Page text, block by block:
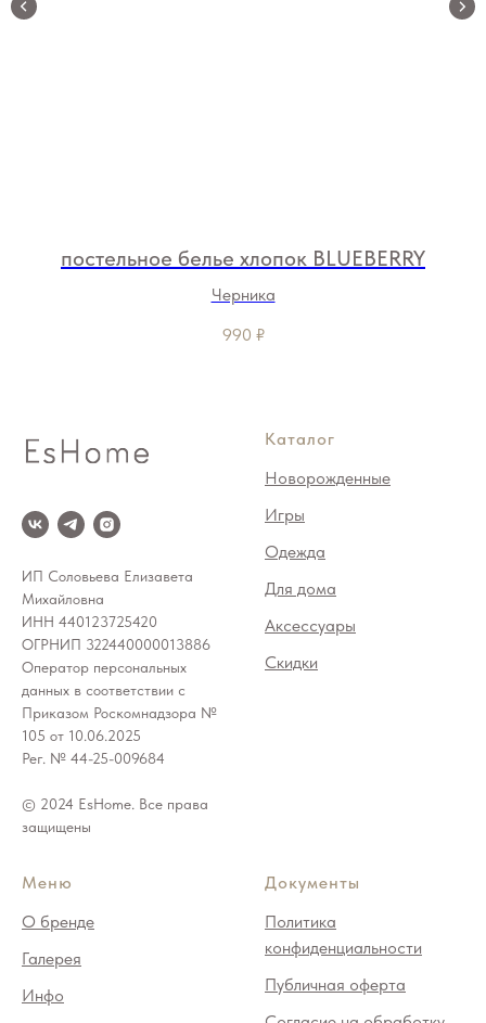
постельное белье хлопок BLUEBERRY
Черника
990 ₽
ИП Соловьева Елизавета
Михайловна
ИНН 440123725420
ОГРНИП 322440000013886
Оператор персональных
данных в соответствии с
Приказом Роскомнадзора №
105 от 10.06.2025
Рег. № 44-25-009684
© 2024 EsHome. Все права
защищены
Каталог
Новорожденные
Игры
Одежда
Для дома
Аксессуары
Скидки
Меню
О бренде
Галерея
Инфо
Документы
Политика
конфиденциальности
Публичная оферта